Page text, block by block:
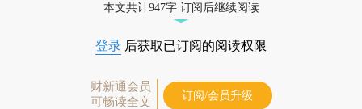
本文共计947字 订阅后继续阅读
登录 后获取已订阅的阅读权限
财新通会员
可畅读全文
订阅/会员升级